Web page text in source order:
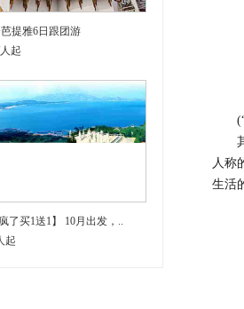
提雅6日跟团游
起
疯了买1送1】 10月出发，..
起
(“
其
人称
生活